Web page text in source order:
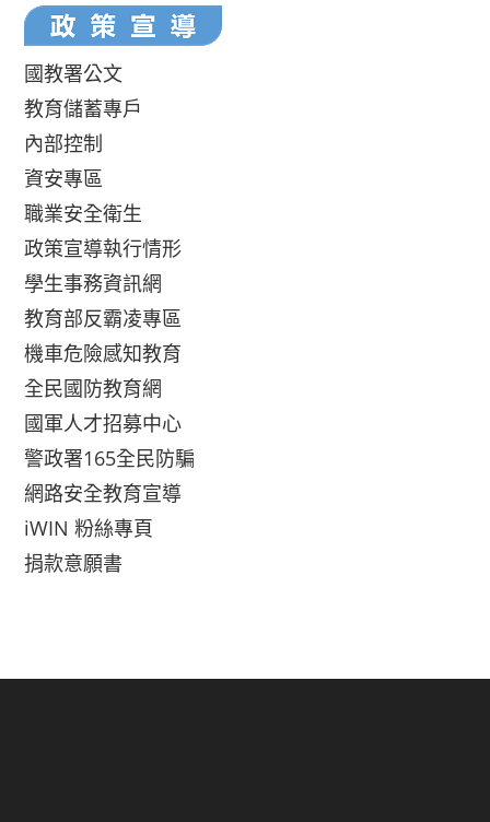
國教署公文
教育儲蓄專戶
內部控制
資安專區
職業安全衛生
政策宣導執行情形
學生事務資訊網
教育部反霸凌專區
機車危險感知教育
全民國防教育網
國軍人才招募中心
警政署165全民防騙
網路安全教育宣導
iWIN 粉絲專頁
捐款意願書